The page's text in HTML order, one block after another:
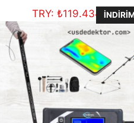
TRY: ₺119.434,11